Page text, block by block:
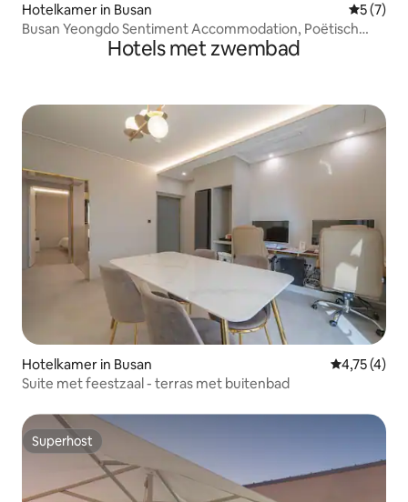
Hotelkamer in Busan
5 (7)
Busan Yeongdo Sentiment Accommodation, Poëtisch
Hotels met zwembad
Hotelkamer in Busan
4,75 (4)
Suite met feestzaal - terras met buitenbad
Superhost
Superhost